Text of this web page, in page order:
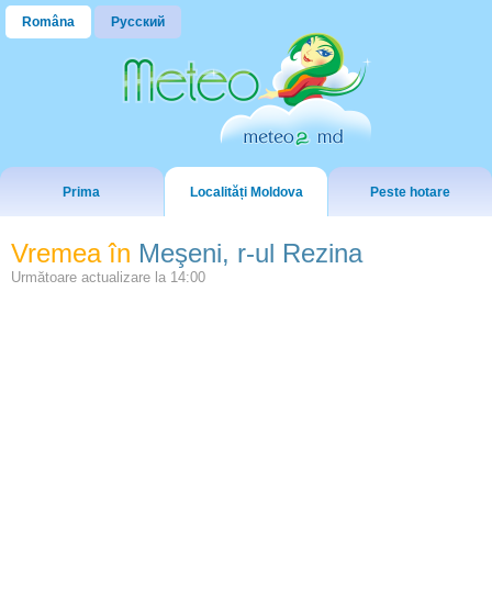
Româna Русский
Prima Localități Moldova Peste hotare
Vremea în Meşeni, r-ul Rezina
Următoare actualizare la 14:00